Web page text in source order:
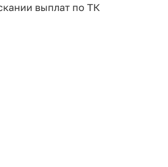
выплат по ТК